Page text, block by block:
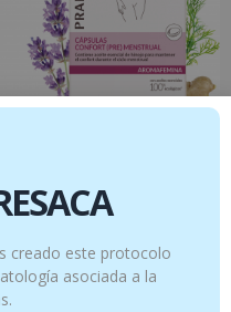
30 capsulas
al carrito
creado este protocolo
asociada a la